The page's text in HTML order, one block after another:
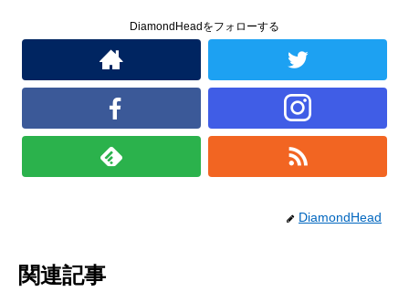
DiamondHeadをフォローする
DiamondHead
関連記事